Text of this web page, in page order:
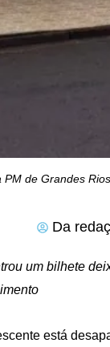
de Grandes
Da
um bilhete
está